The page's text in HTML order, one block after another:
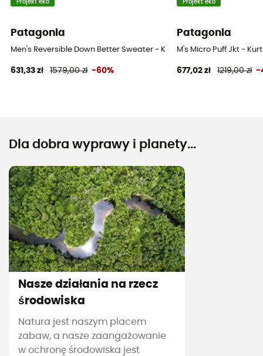
Projekt eko
Patagonia
Men's Reversible Down Better Sweater - Kurtka męski
631,33 zł 1579,00 zł -60%
Projekt eko
Patagonia
M's Micro Puff Jkt -
677,02 zł 1219,00 zł -
Dla dobra wyprawy i planety...
Nasze działania na rzecz
środowiska
Natura jest naszym placem
zabaw, a nasze zaangażowanie
w ochronę środowiska jest